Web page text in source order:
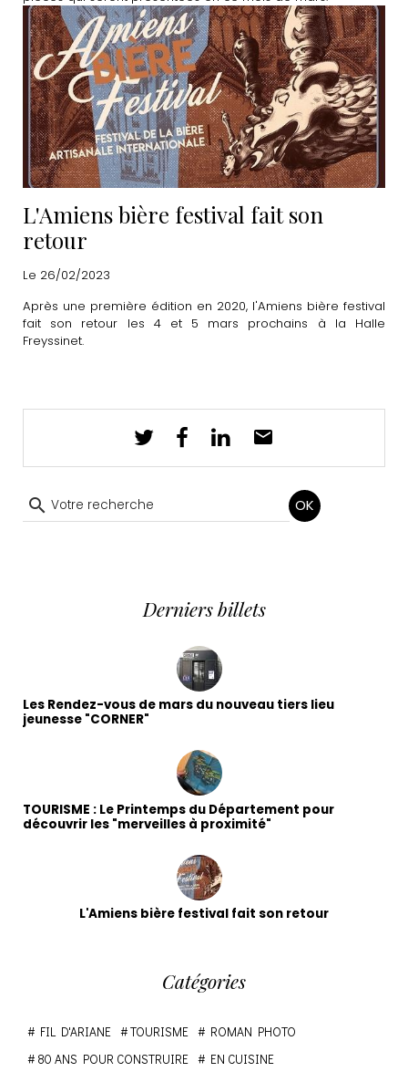
L'Amiens bière festival fait son
retour
Le 26/02/2023
Après une première édition en 2020, l'Amiens bière festival
fait son retour les 4 et 5 mars prochains à la Halle
Freyssinet.
OK
Derniers billets
Les Rendez-vous de mars du nouveau tiers lieu
jeunesse "CORNER"
TOURISME : Le Printemps du Département pour
découvrir les "merveilles à proximité"
L'Amiens bière festival fait son retour
Catégories
FIL D'ARIANE TOURISME
ROMAN PHOTO
80 ANS POUR CONSTRUIRE
EN CUISINE